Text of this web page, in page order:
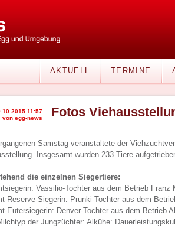
AKTUELL TERMINE
11:57
von egg-news
Fotos
Samstag veranstaltete der
Insgesamt wurden 233 Tiere
die einzelnen Siegertiere:
Vassilio-Tochter aus dem Betrieb Franz
Reserve-Siegerin: Prunki-Tochter aus dem
Eutersiegerin: Denver-Tochter aus dem Betrieb
der Jungzüchter: Alkühe: